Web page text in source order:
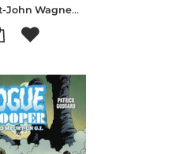
Alan Grant-John Wagner-O'neill Kevin-Ian Gibson-Steve Dillon-Cam Kennedy-Ron Smith